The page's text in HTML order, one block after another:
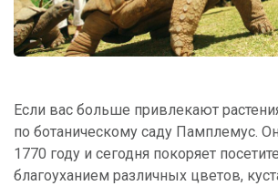
Если вас больше привлекают
по ботаническому саду Памплемус.
1770 году и сегодня покоряет
благоуханием различных цветов,